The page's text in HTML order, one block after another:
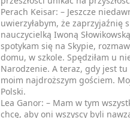
Perach Keisar: – Jeszcze
uwierzyłabym, że zaprzyjaźnię
nauczycielką Iwoną
spotykam się na Skypie,
domu, w szkole. Spędziłam u
Narodzenie. A teraz, gdy jest
moim najdroższym gościem.
Polski.
Lea Ganor: – Mam w tym
chcę, aby oni wszyscy byli